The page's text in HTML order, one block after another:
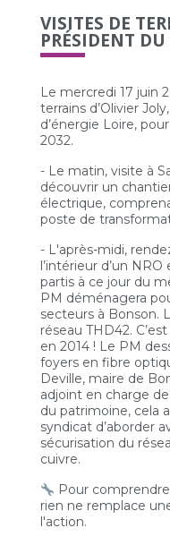
VISITES DE
PRÉSIDENT
Le mercredi 17 juin
terrains d’Olivier
d’énergie Loire,
2032.
- Le matin, visite à
découvrir un
électrique,
poste de
- L'après-midi,
l’intérieur d’un
partis à ce jour du
PM déménagera
secteurs à Bonson.
réseau THD42.
en 2014 ! Le PM
foyers en fibre
Deville, maire de
adjoint en charge
du patrimoine, cela
syndicat d’aborder
sécurisation du
cuivre.
Pour
rien ne remplace
l'action.